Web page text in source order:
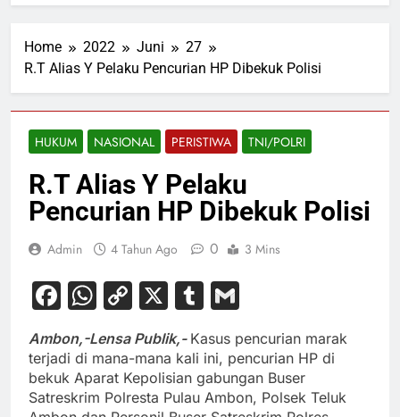
Home 2022 Juni
27
R.T Alias Y Pelaku Pencurian HP Dibekuk Polisi
HUKUM NASIONAL PERISTIWA TNI/POLRI
R.T Alias Y Pelaku
Pencurian HP Dibekuk Polisi
Admin 4 Tahun Ago 0 3 Mins
Facebook
WhatsApp
Copy
Link
X Tumblr
Ambon,-Lensa Publik,- Kasus pencurian marak
terjadi di mana-mana kali ini, pencurian HP di
bekuk Aparat Kepolisian gabungan Buser
Satreskrim Polresta Pulau Ambon, Polsek Teluk